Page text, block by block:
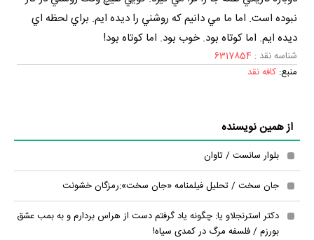
نبوده است. اما ما مي دانيم که روشني را ديده ايم. براي لحظه اي
ديده ايم. اما کوتاه بود. خوب بود. اما کوتاه بود!
شناسه نقد : 6317854
منبع:کافه نقد
از همین نویسنده
بلوار سانست / تاوان
جان سخت / تحلیل فیلمنامه «جان سخت»:رمزگان خشونت
دکتر استرنجلاو یا: چگونه یاد گرفتم دست از هراس بردارم و به بمب عشق
بورزم / فلسفه مرگ در کمدی سياه!